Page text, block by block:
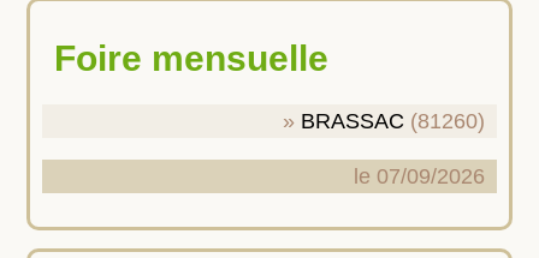
Foire mensuelle
BRASSAC (81260)
le 07/09/2026